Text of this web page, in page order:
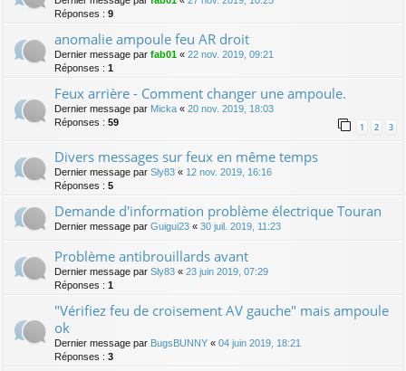
Réponses : 9
anomalie ampoule feu AR droit
Dernier message par fab01 « 22 nov. 2019, 09:21
Réponses : 1
Feux arrière - Comment changer une ampoule.
Dernier message par Micka « 20 nov. 2019, 18:03
Réponses : 59 1 2 3
Divers messages sur feux en même temps
Dernier message par Sly83 « 12 nov. 2019, 16:16
Réponses : 5
Demande d'information problème électrique Touran
Dernier message par Guigui23 « 30 juil. 2019, 11:23
Problème antibrouillards avant
Dernier message par Sly83 « 23 juin 2019, 07:29
Réponses : 1
"Vérifiez feu de croisement AV gauche" mais ampoule
ok
Dernier message par BugsBUNNY « 04 juin 2019, 18:21
Réponses : 3